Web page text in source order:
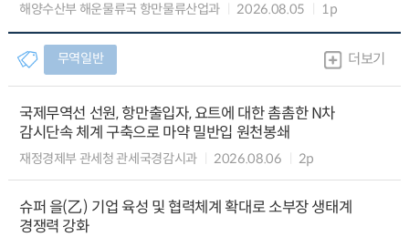
해양수산부 해운물류국 항만물류산업과 2026.08.05 1p
무역일반 더보기
국제무역선 선원, 항만출입자, 요트에 대한 촘촘한 N차
감시단속 체계 구축으로 마약 밀반입 원천봉쇄
재정경제부 관세청 관세국경감시과 2026.08.06 2p
슈퍼 을(乙) 기업 육성 및 협력체계 확대로 소부장 생태계
경쟁력 강화